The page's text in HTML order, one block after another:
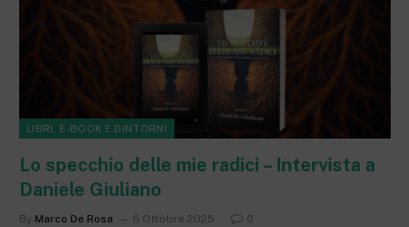
LIBRI, E-BOOK E DINTORNI
Lo specchio delle mie radici – Intervista a
Daniele Giuliano
By Marco De Rosa 6 Ottobre 2025 0